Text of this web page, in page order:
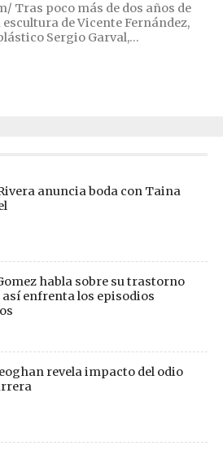
Tras poco más de dos años de
de Vicente Fernández,
Sergio Garval,...
anuncia boda con Taina
habla sobre su trastorno
enfrenta los episodios
revela impacto del odio